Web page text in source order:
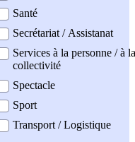
Santé
Secrétariat / Assistanat
Services à la personne / à la
collectivité
Spectacle
Sport
Transport / Logistique